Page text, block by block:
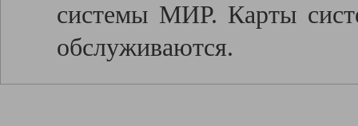
системы МИР. Карты
обслуживаются.